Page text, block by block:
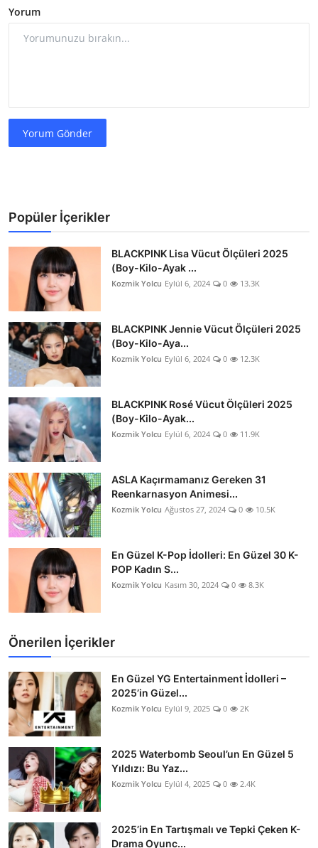
Yorum
Yorum Gönder
Popüler İçerikler
BLACKPINK Lisa Vücut Ölçüleri 2025
(Boy-Kilo-Ayak ...
Kozmik Yolcu Eylül 6, 2024 0 13.3K
BLACKPINK Jennie Vücut Ölçüleri 2025
(Boy-Kilo-Aya...
Kozmik Yolcu Eylül 6, 2024 0 12.3K
BLACKPINK Rosé Vücut Ölçüleri 2025
(Boy-Kilo-Ayak...
Kozmik Yolcu Eylül 6, 2024 0 11.9K
ASLA Kaçırmamanız Gereken 31
Reenkarnasyon Animesi...
Kozmik Yolcu Ağustos 27, 2024 0 10.5K
En Güzel K-Pop İdolleri: En Güzel 30 K-
POP Kadın S...
Kozmik Yolcu Kasım 30, 2024 0 8.3K
Önerilen İçerikler
En Güzel YG Entertainment İdolleri –
2025’in Güzel...
Kozmik Yolcu Eylül 9, 2025 0 2K
2025 Waterbomb Seoul’un En Güzel 5
Yıldızı: Bu Yaz...
Kozmik Yolcu Eylül 4, 2025 0 2.4K
2025’in En Tartışmalı ve Tepki Çeken K-
Drama Oyunc...